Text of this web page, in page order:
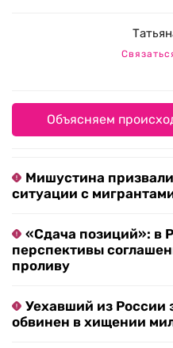
Объясняем
Мишустина
ситуации с
«Сдача позиций»: в
перспективы
проливу
Уехавший из России
обвинен в хищении